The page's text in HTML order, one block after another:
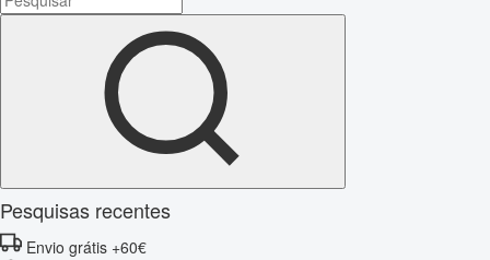
Pesquisas recentes
Envio grátis +60€